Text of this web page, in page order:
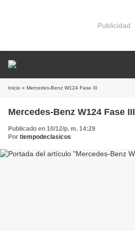
Publicidad
Inicio » Mercedes-Benz W124 Fase III
Mercedes-Benz W124 Fase III
Publicado en 10/12/p. m. 14:29
Por tiempodeclasicos